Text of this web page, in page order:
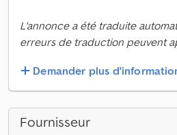
L'annonce a été traduite
erreurs de traduction peuvent
Demander plus
Fournisseur